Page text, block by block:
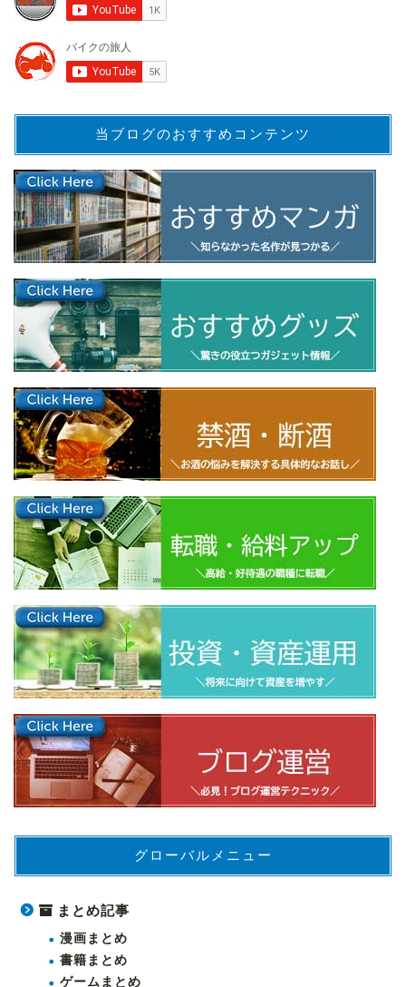
当ブログのおすすめコンテンツ
グローバルメニュー
まとめ記事
漫画まとめ
書籍まとめ
ゲームまとめ